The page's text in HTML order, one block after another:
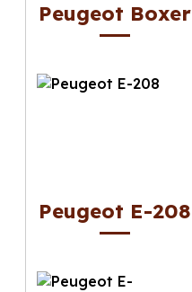
Peugeot Boxer
Peugeot E-208